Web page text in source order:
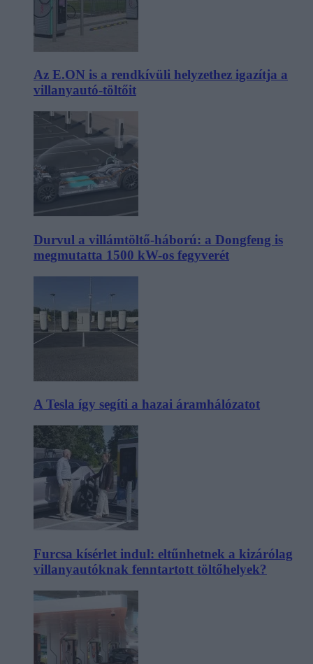
Az E.ON is a rendkívüli helyzethez igazítja a
villanyautó-töltőit
Durvul a villámtöltő-háború: a Dongfeng is
megmutatta 1500 kW-os fegyverét
A Tesla így segíti a hazai áramhálózatot
Furcsa kísérlet indul: eltűnhetnek a kizárólag
villanyautóknak fenntartott töltőhelyek?